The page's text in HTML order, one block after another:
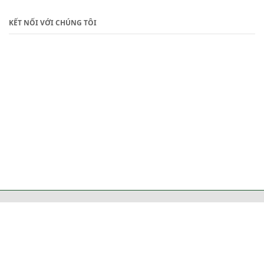
KẾT NỐI VỚI CHÚNG TÔI